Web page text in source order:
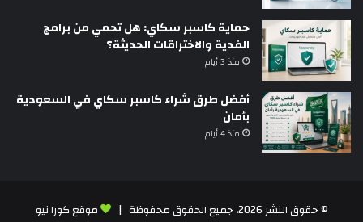
حماية كاسبر سكاي: هل تحمي من برامج
الفدية والاختراقات الحديثة؟
منذ 3 أيام
أفضل طرق شراء كاسبر سكاي في السعودية
بأمان
منذ 4 أيام
© حقوق النشر 2026، جميع الحقوق محفوظة | موقع كورا نيو